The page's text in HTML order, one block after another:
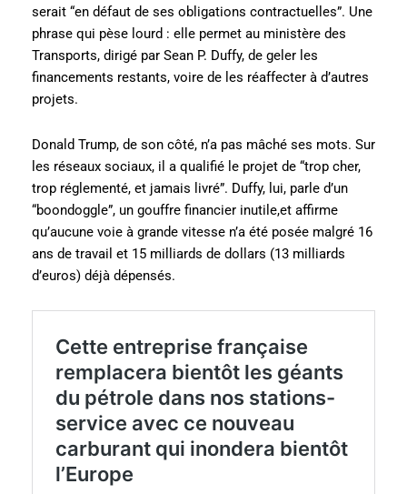
serait “en défaut de ses obligations contractuelles”. Une
phrase qui pèse lourd : elle permet au ministère des
Transports, dirigé par Sean P. Duffy, de geler les
financements restants, voire de les réaffecter à d’autres
projets.
Donald Trump, de son côté, n’a pas mâché ses mots. Sur
les réseaux sociaux, il a qualifié le projet de “trop cher,
trop réglementé, et jamais livré”. Duffy, lui, parle d’un
“boondoggle”, un gouffre financier inutile,et affirme
qu’aucune voie à grande vitesse n’a été posée malgré 16
ans de travail et 15 milliards de dollars (13 milliards
d’euros) déjà dépensés.